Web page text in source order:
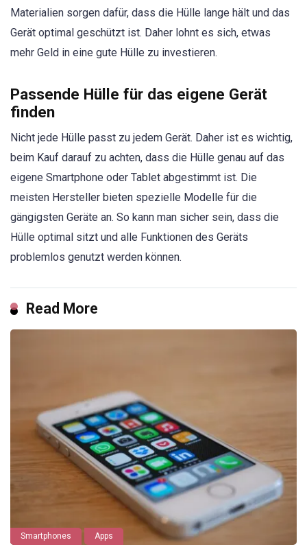
Materialien sorgen dafür, dass die Hülle lange hält und das
Gerät optimal geschützt ist. Daher lohnt es sich, etwas
mehr Geld in eine gute Hülle zu investieren.
Passende Hülle für das eigene Gerät
finden
Nicht jede Hülle passt zu jedem Gerät. Daher ist es wichtig,
beim Kauf darauf zu achten, dass die Hülle genau auf das
eigene Smartphone oder Tablet abgestimmt ist. Die
meisten Hersteller bieten spezielle Modelle für die
gängigsten Geräte an. So kann man sicher sein, dass die
Hülle optimal sitzt und alle Funktionen des Geräts
problemlos genutzt werden können.
Read More
Smartphones Apps